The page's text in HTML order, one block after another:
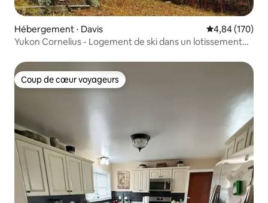
Hébergement ⋅ Davis Évaluation
4,84 (170)
Yukon Cornelius - Logement de ski dans un lotissement
Coup de cœur voyageurs
Coup de cœur voyageurs